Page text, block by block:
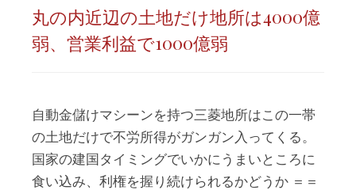
丸の内近辺の土地だけ地所は4000億
弱、営業利益で1000億弱
自動金儲けマシーンを持つ三菱地所はこの一帯
の土地だけで不労所得がガンガン入ってくる。
国家の建国タイミングでいかにうまいところに
食い込み、利権を握り続けられるかどうか ＝＝